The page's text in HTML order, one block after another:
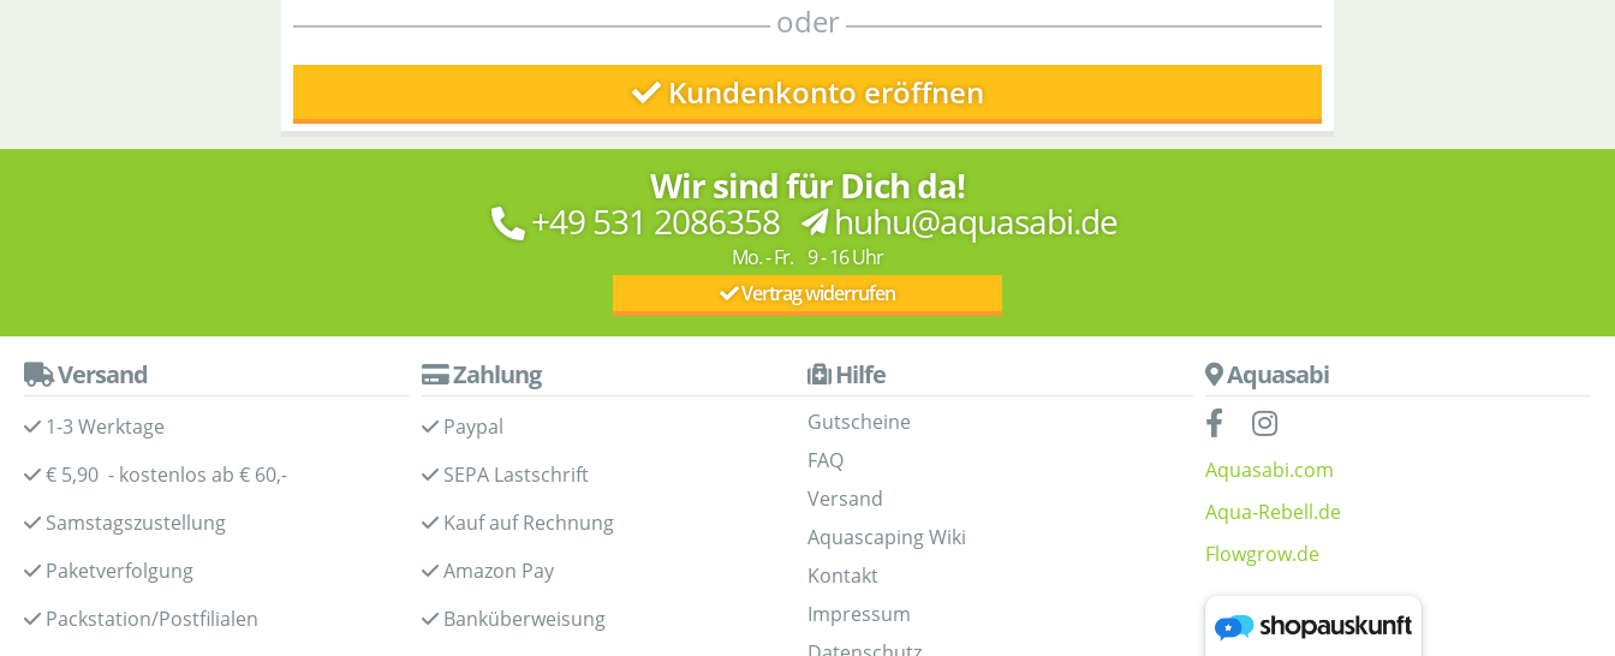
oder
Kundenkonto eröffnen
Wir sind für Dich da!
+49 531 2086358 huhu@aquasabi.de
Mo. - Fr. 9 - 16 Uhr
Vertrag widerrufen
Versand
1-3 Werktage
€ 5,90 - kostenlos ab € 60,-
Samstagszustellung
Paketverfolgung
Packstation/Postfilialen
Zahlung
Paypal
SEPA Lastschrift
Kauf auf Rechnung
Amazon Pay
Banküberweisung
Hilfe
Gutscheine
FAQ
Versand
Aquascaping Wiki
Kontakt
Impressum
Aquasabi
Aquasabi.com
Aqua-Rebell.de
Flowgrow.de